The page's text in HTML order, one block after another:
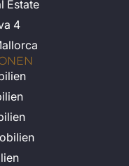
Estate
4